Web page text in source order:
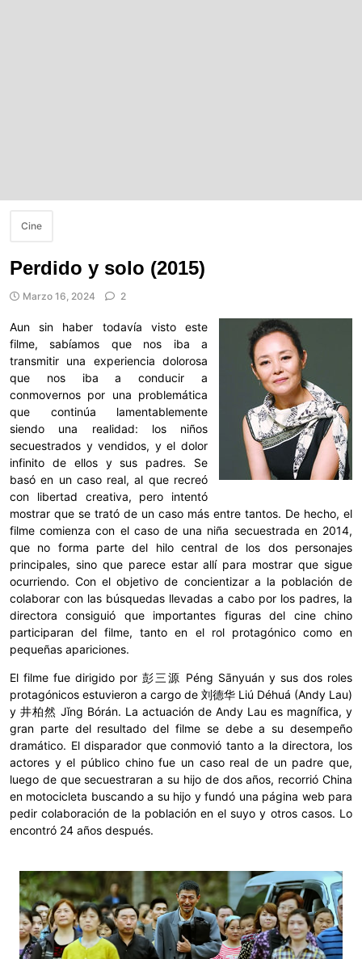
Cine
Perdido y solo (2015)
Marzo 16, 2024 2
Aun sin haber todavía visto este
filme, sabíamos que nos iba a
transmitir una experiencia dolorosa
que nos iba a conducir a
conmovernos por una problemática
que continúa lamentablemente
siendo una realidad: los niños
secuestrados y vendidos, y el dolor
infinito de ellos y sus padres. Se
basó en un caso real, al que recreó
con libertad creativa, pero intentó
mostrar que se trató de un caso más entre tantos. De hecho, el
filme comienza con el caso de una niña secuestrada en 2014,
que no forma parte del hilo central de los dos personajes
principales, sino que parece estar allí para mostrar que sigue
ocurriendo. Con el objetivo de concientizar a la población de
colaborar con las búsquedas llevadas a cabo por los padres, la
directora consiguió que importantes figuras del cine chino
participaran del filme, tanto en el rol protagónico como en
pequeñas apariciones.
El filme fue dirigido por 彭三源 Péng Sānyuán y sus dos roles
protagónicos estuvieron a cargo de 刘德华 Liú Déhuá (Andy Lau)
y 井柏然 Jǐng Bórán. La actuación de Andy Lau es magnífica, y
gran parte del resultado del filme se debe a su desempeño
dramático. El disparador que conmovió tanto a la directora, los
actores y el público chino fue un caso real de un padre que,
luego de que secuestraran a su hijo de dos años, recorrió China
en motocicleta buscando a su hijo y fundó una página web para
pedir colaboración de la población en el suyo y otros casos. Lo
encontró 24 años después.